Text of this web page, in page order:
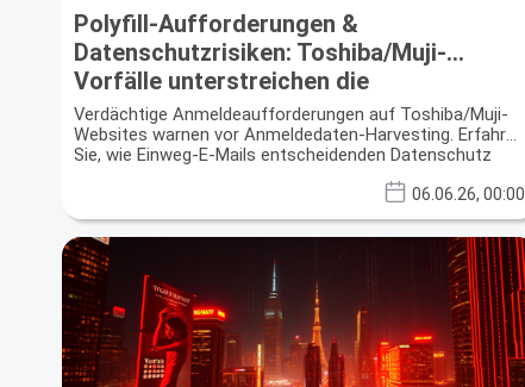
Polyfill-Aufforderungen &
Datenschutzrisiken: Toshiba/Muji-
Vorfälle unterstreichen die
Notwendigkeit von Einweg-E-Mails
Verdächtige Anmeldeaufforderungen auf Toshiba/Muji-
Websites warnen vor Anmeldedaten-Harvesting. Erfahren
Sie, wie Einweg-E-Mails entscheidenden Datenschutz
06.06.26, 00:00